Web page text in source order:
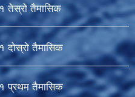
तेस्रो तैमासिक
दोस्रो तैमासिक
प्रथम तैमासिक